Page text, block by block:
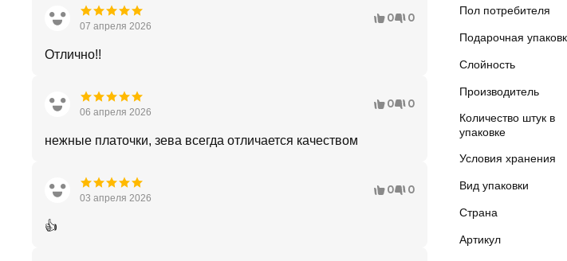
Пол потребителя
Подарочная
Слойность
Производитель
Количество штук в
упаковке
Условия хранения
Вид упаковки
Страна
Артикул
07 апреля 2026
0 0
Отлично!!
06 апреля 2026
0 0
нежные платочки, зева всегда отличается качеством
03 апреля 2026
0 0
👍